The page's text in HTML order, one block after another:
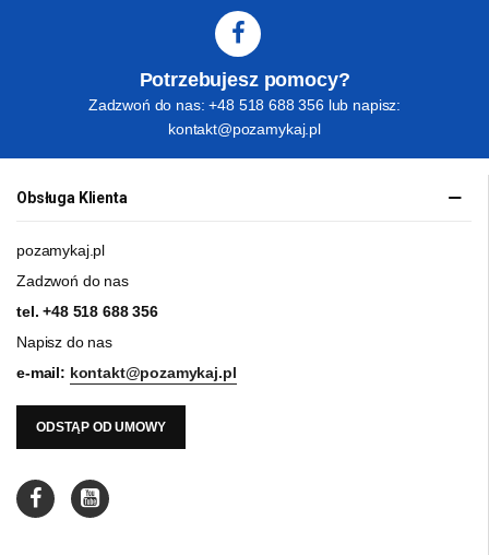
Potrzebujesz pomocy?
Zadzwoń do nas: +48 518 688 356 lub napisz:
kontakt@pozamykaj.pl
Obsługa Klienta
pozamykaj.pl
Zadzwoń do nas
tel.+48 518 688 356
Napisz do nas
e-mail: kontakt@pozamykaj.pl
ODSTĄP OD UMOWY